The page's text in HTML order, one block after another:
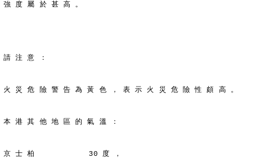
強 度 屬 於 甚 高 。
請 注 意 ：
火 災 危 險 警 告 為 黃 色 ， 表 示 火 災 危 險 性 頗 高 。
本 港 其 他 地 區 的 氣 溫 ：
京 士 柏            30 度 ，